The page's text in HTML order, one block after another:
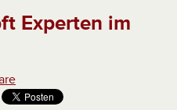
Experten im